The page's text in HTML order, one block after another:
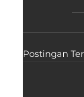
Postingan